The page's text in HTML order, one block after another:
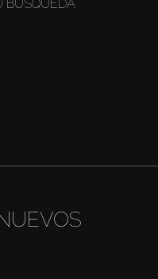
BÚSQUEDA